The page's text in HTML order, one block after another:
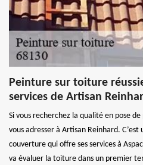
Peinture sur toiture
services de Artisan
Si vous recherchez la qualité en pose
vous adresser à Artisan Reinhard.
couverture qui offre ses services à
va évaluer la toiture dans un premier